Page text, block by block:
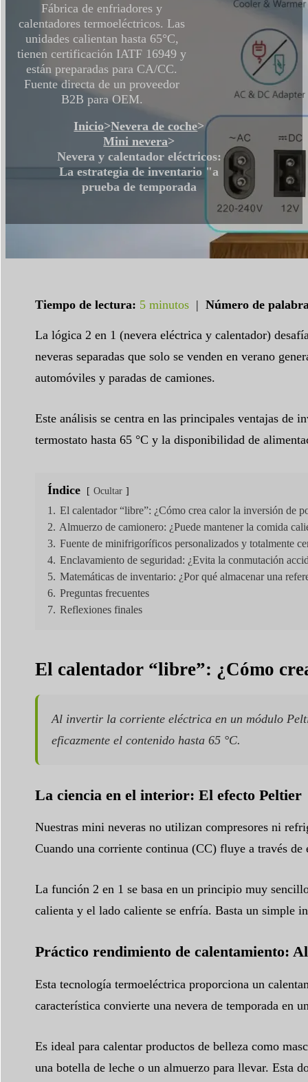
Fábrica de enfriadores y
calentadores termoeléctricos. Las
unidades calientan hasta 65°C,
tienen certificación IATF 16949 y
están preparadas para CA/CC.
Fuente directa de un proveedor
B2B para OEM.
Inicio>Nevera de coche>
Mini nevera>
Nevera y calentador eléctricos:
La estrategia de inventario "a
prueba de temporada
Tiempo de lectura: 5 minutos| Número de
La lógica 2 en 1 (nevera eléctrica y calentador)
neveras separadas que solo se venden en verano
automóviles y paradas de camiones.
Este análisis se centra en las principales ventajas de
termostato hasta 65 °C y la disponibilidad de
Índice Ocultar
1. El calentador “libre”: ¿Cómo crea calor la inversión de
2. Almuerzo de camionero: ¿Puede mantener la comida
3. Fuente de minifrigoríficos personalizados y totalmente
4. Enclavamiento de seguridad: ¿Evita la conmutación
5. Matemáticas de inventario: ¿Por qué almacenar una
6. Preguntas frecuentes
7. Reflexiones finales
El calentador “libre”: ¿Cómo
Al invertir la corriente eléctrica en un módulo
eficazmente el contenido hasta 65 °C.
La ciencia en el interior: El efecto Peltier
Nuestras mini neveras no utilizan compresores ni
Cuando una corriente continua (CC) fluye a través
La función 2 en 1 se basa en un principio muy
calienta y el lado caliente se enfría. Basta un simple
Práctico rendimiento de calentamiento:
Esta tecnología termoeléctrica proporciona un
característica convierte una nevera de temporada en
Es ideal para calentar productos de belleza como
una botella de leche o un almuerzo para llevar. Esta